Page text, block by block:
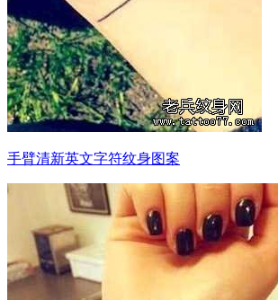
手臂清新英文字符纹身图案